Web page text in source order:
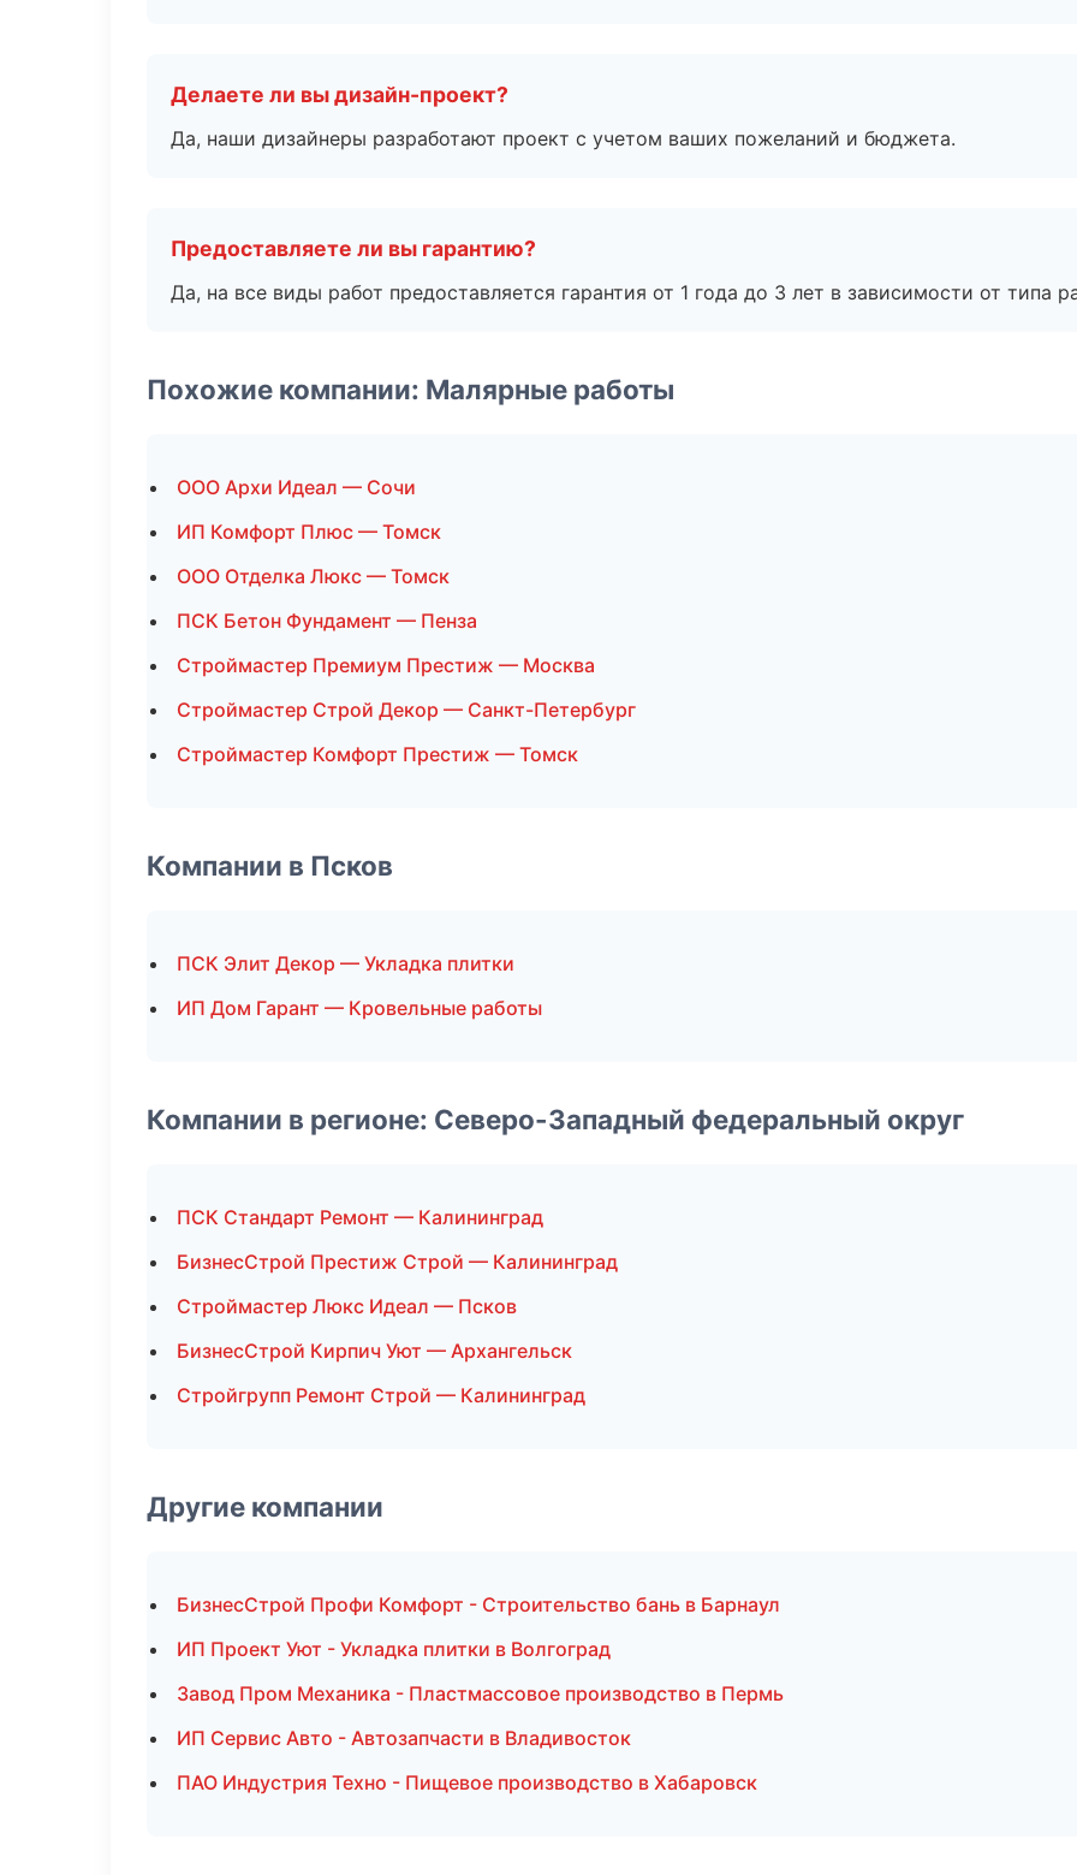
Делаете ли вы дизайн-проект?
Да, наши дизайнеры разработают проект с учетом ваших пожеланий и бюджета.
Предоставляете ли вы гарантию?
Да, на все виды работ предоставляется гарантия от 1 года до 3 лет в зависимости от типа
Похожие компании: Малярные работы
ООО Архи Идеал — Сочи
ИП Комфорт Плюс — Томск
ООО Отделка Люкс — Томск
ПСК Бетон Фундамент — Пенза
Строймастер Премиум Престиж — Москва
Строймастер Строй Декор — Санкт-Петербург
Строймастер Комфорт Престиж — Томск
Компании в Псков
ПСК Элит Декор — Укладка плитки
ИП Дом Гарант — Кровельные работы
Компании в регионе: Северо-Западный федеральный округ
ПСК Стандарт Ремонт — Калининград
БизнесСтрой Престиж Строй — Калининград
Строймастер Люкс Идеал — Псков
БизнесСтрой Кирпич Уют — Архангельск
Стройгрупп Ремонт Строй — Калининград
Другие компании
БизнесСтрой Профи Комфорт - Строительство бань в Барнаул
ИП Проект Уют - Укладка плитки в Волгоград
Завод Пром Механика - Пластмассовое производство в Пермь
ИП Сервис Авто - Автозапчасти в Владивосток
ПАО Индустрия Техно - Пищевое производство в Хабаровск